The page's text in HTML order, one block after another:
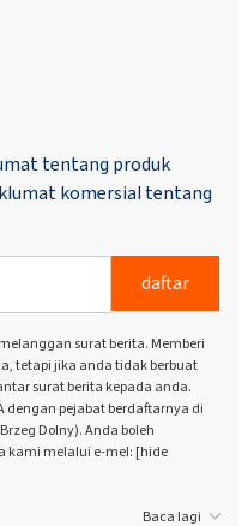
tentang produk
komersial tentang
daftar
surat berita. Memberi
tetapi jika anda tidak berbuat
surat berita kepada anda.
dengan pejabat berdaftarnya di
Dolny). Anda boleh
kami melalui e-mel: [hide
Baca lagi